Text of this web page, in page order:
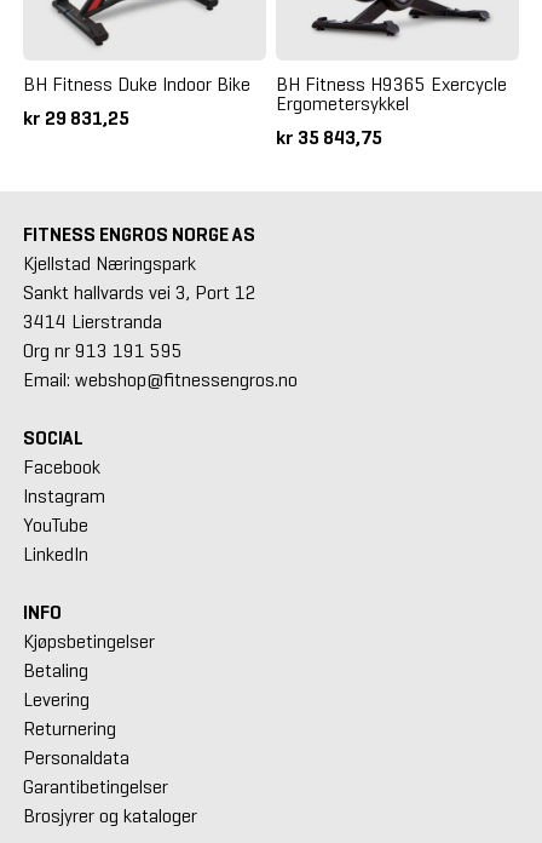
BH Fitness Duke Indoor Bike
kr 29 831,25
BH Fitness H9365 Exercycle
Ergometersykkel
kr 35 843,75
FITNESS ENGROS NORGE AS
Kjellstad Næringspark
Sankt hallvards vei 3, Port 12
3414 Lierstranda
Org nr 913 191 595
Email: webshop@fitnessengros.no
SOCIAL
Facebook
Instagram
YouTube
LinkedIn
INFO
Kjøpsbetingelser
Betaling
Levering
Returnering
Personaldata
Garantibetingelser
Brosjyrer og kataloger